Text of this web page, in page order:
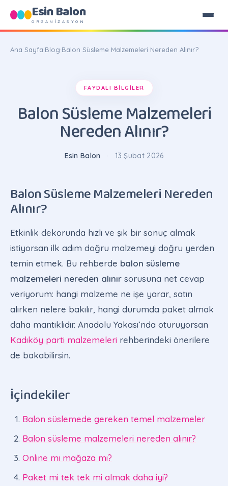
Esin Balon
ORGANİZASYON
Ana Sayfa·Blog·Balon Süsleme Malzemeleri Nereden Alınır?
FAYDALI BILGILER
Balon Süsleme Malzemeleri
Nereden Alınır?
Esin Balon · 13 Şubat 2026
Balon Süsleme Malzemeleri Nereden
Alınır?
Etkinlik dekorunda hızlı ve şık bir sonuç almak
istiyorsan ilk adım doğru malzemeyi doğru yerden
temin etmek. Bu rehberde balon süsleme
malzemeleri nereden alınır sorusuna net cevap
veriyorum: hangi malzeme ne işe yarar, satın
alırken nelere bakılır, hangi durumda paket almak
daha mantıklıdır. Anadolu Yakası’nda oturuyorsan
Kadıköy parti malzemeleri rehberindeki önerilere
de bakabilirsin.
İçindekiler
Balon süslemede gereken temel malzemeler
Balon süsleme malzemeleri nereden alınır?
Online mı mağaza mı?
Paket mi tek tek mi almak daha iyi?